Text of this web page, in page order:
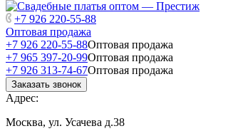
+7 926 220-55-88
Оптовая продажа
+7 926 220-55-88Оптовая продажа
+7 965 397-20-99Оптовая продажа
+7 926 313-74-67Оптовая продажа
Заказать звонок
Адрес:
Москва, ул. Усачева д.38